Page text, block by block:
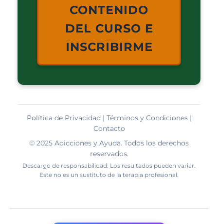
CONTENIDO
DEL CURSO E
INSCRIBIRME
Política de Privacidad | Términos y Condiciones|
Contacto
© 2025 Adicciones y Ayuda. Todos los derechos
reservados.
Descargo de responsabilidad: Los resultados pueden variar.
Este no es un sustituto de la terapia profesional.